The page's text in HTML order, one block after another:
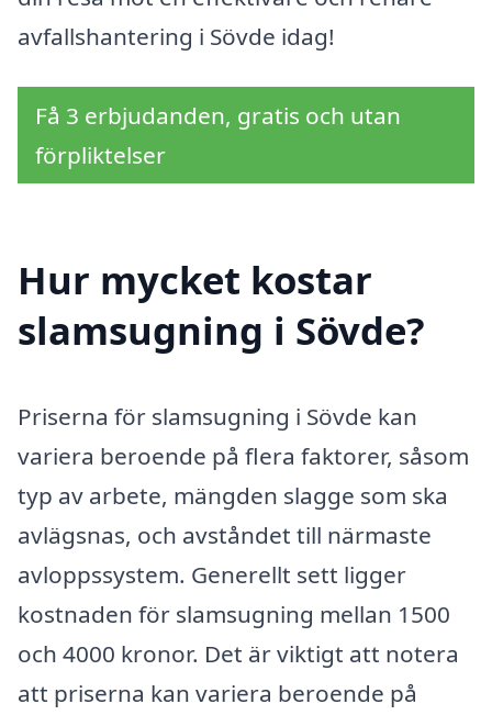
avfallshantering i Sövde idag!
Få 3 erbjudanden, gratis och utan
förpliktelser
Hur mycket kostar
slamsugning i Sövde?
Priserna för slamsugning i Sövde kan
variera beroende på flera faktorer, såsom
typ av arbete, mängden slagge som ska
avlägsnas, och avståndet till närmaste
avloppssystem. Generellt sett ligger
kostnaden för slamsugning mellan 1500
och 4000 kronor. Det är viktigt att notera
att priserna kan variera beroende på